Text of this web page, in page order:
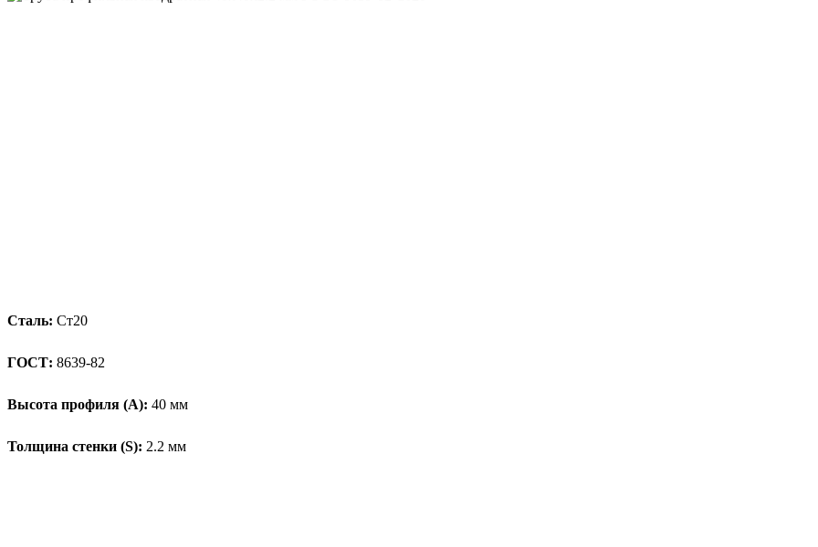
Сталь: Ст20
ГОСТ: 8639-82
Высота профиля (А): 40 мм
Толщина стенки (S): 2.2 мм